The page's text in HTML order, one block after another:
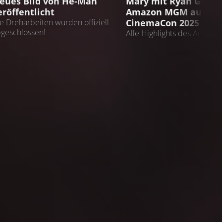
begleitet. Die Reaktionen der Fans fielen dabei gemischt
Änderungen an der Hintergrundgeschichte und
Dreharbeiten wurden offiziell
Amazon MGM auf der
CinemaCon 2025
Alle Highlights des